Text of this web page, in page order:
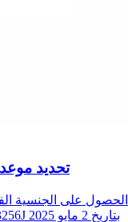
تحديد
الحصول على الجنسية